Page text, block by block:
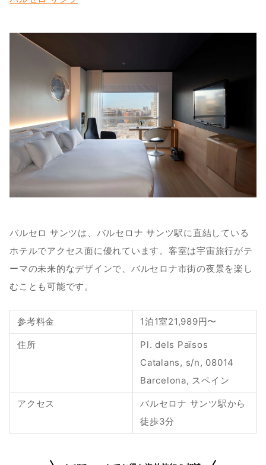
バルセロ サンツは、バルセロナ サンツ駅に直結している
ホテルでアクセス面に優れています。客室は宇宙旅行がテ
ーマの未来的なデザインで、バルセロナ市街の夜景を楽し
むことも可能です。
参考料金 1泊1室21,989円〜
住所
Pl. dels Països
Catalans, s/n, 08014
Barcelona, スペイン
アクセス
バルセロナ サンツ駅から
徒歩3分